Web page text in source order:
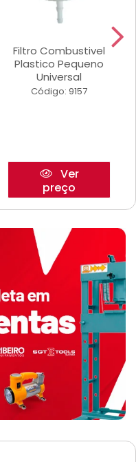
Filtro Combustivel
Plastico Pequeno
Universal
Código: 9157
Ver
preço